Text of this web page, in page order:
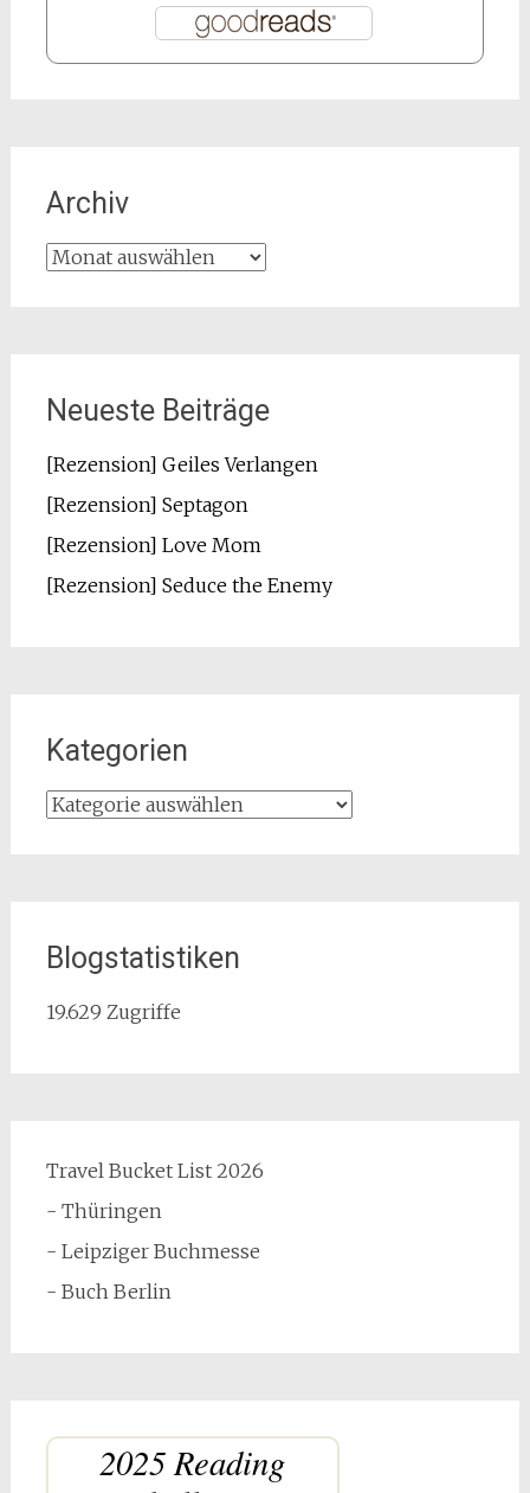
Archiv
Archiv
Neueste Beiträge
[Rezension] Geiles Verlangen
[Rezension] Septagon
[Rezension] Love Mom
[Rezension] Seduce the Enemy
Kategorien
Kategorien
Blogstatistiken
19.629 Zugriffe
Travel Bucket List 2026
- Thüringen
- Leipziger Buchmesse
- Buch Berlin
2025 Reading